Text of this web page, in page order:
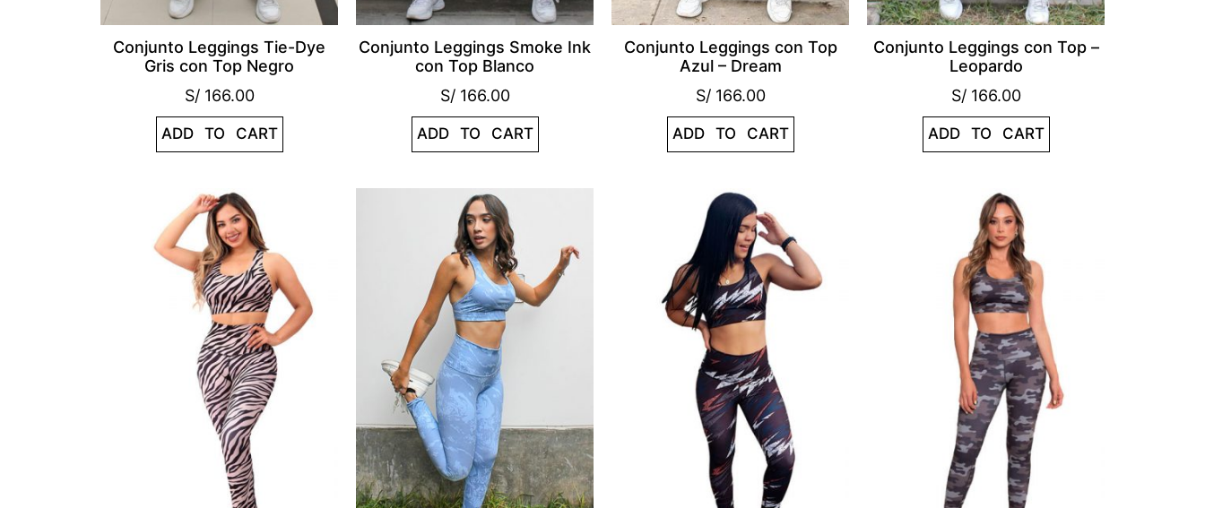
Conjunto Leggings Tie-Dye
Gris con Top Negro
S/166.00
ADD TO CART
Conjunto Leggings Smoke Ink
con Top Blanco
S/166.00
ADD TO CART
Conjunto Leggings con Top
Azul – Dream
S/166.00
ADD TO CART
Conjunto Leggings con Top –
Leopardo
S/166.00
ADD TO CART